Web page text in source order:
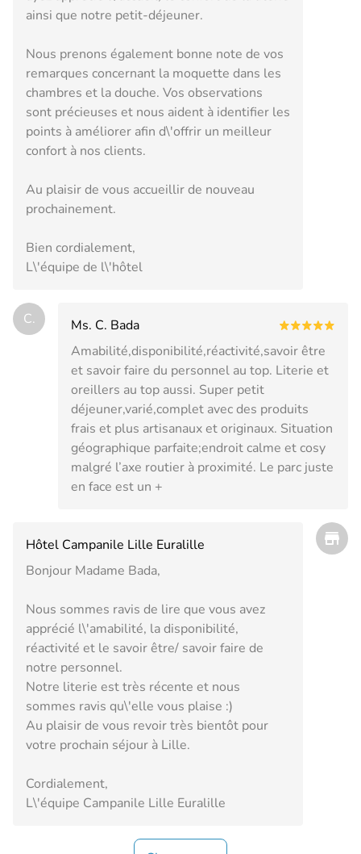
ainsi que notre petit-déjeuner.
Nous prenons également bonne note de vos
remarques concernant la moquette dans les
chambres et la douche. Vos observations
sont précieuses et nous aident à identifier les
points à améliorer afin d\'offrir un meilleur
confort à nos clients.
Au plaisir de vous accueillir de nouveau
prochainement.
Bien cordialement,
L\'équipe de l\'hôtel
C.
Ms. C. Bada
Amabilité,disponibilité,réactivité,savoir être
et savoir faire du personnel au top. Literie et
oreillers au top aussi. Super petit
déjeuner,varié,complet avec des produits
frais et plus artisanaux et originaux. Situation
géographique parfaite;endroit calme et cosy
malgré l’axe routier à proximité. Le parc juste
en face est un +
Hôtel Campanile Lille Euralille
Bonjour Madame Bada,
Nous sommes ravis de lire que vous avez
apprécié l\'amabilité, la disponibilité,
réactivité et le savoir être/ savoir faire de
notre personnel.
Notre literie est très récente et nous
sommes ravis qu\'elle vous plaise :)
Au plaisir de vous revoir très bientôt pour
votre prochain séjour à Lille.
Cordialement,
L\'équipe Campanile Lille Euralille